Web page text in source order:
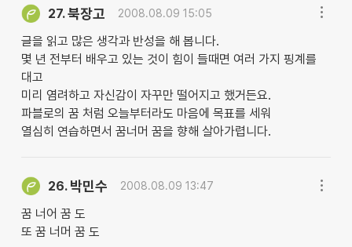
27.북장고 2008.08.09 15:05
글을 읽고 많은 생각과 반성을 해 봅니다.
몇 년 전부터 배우고 있는 것이 힘이 들때면 여러 가지 핑계를
대고
미리 염려하고 자신감이 자꾸만 떨어지고 했거든요.
파블로의 꿈 처럼 오늘부터라도 마음에 목표를 세워
열심히 연습하면서 꿈너머 꿈을 향해 살아가렵니다.
26. 박민수 2008.08.09 13:47
꿈 너어 꿈 도
또 꿈 너머 꿈 도